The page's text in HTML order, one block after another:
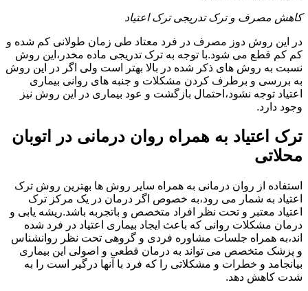
کاهش مصرف و ترک تدریجی ترک اعتیاد
در این روش دوز مصرف در فرد معتاد طی زمان طولانی کم شده و
کم کم قطع می شود.با توجه به ترک تدریجی ماده مخدر،این روش
نسبت به روش های ذکر شده در بالا بهتر است ولی اگر در این روش
به بررسی و برطرف کردن مشکلات و جنبه های روانی بیماری
اعتیاد توجه نشود،احتمال بازگشت و عود بیماری در این روش نیز
وجود دارد.
ترک اعتیاد به همراه روان درمانی در اتوبان
محلاتی
استفاده از روان درمانی به همراه سایر روش ها بهترین روش ترک
اعتیاد به شمار می رود،به خصوص اگر درمان در یک مرکز ترک
اعتیاد معتبر و تحت نظر افراد متخصص و باتجربه باشد.ریشه یابی و
درمان مشکلات روانی که باعث ایجاد بیماری اعتیاد در فرد شده
اند،به همراه جلسات مشاوره فردی و گروهی تحت نظر روانشناس
و پزشک متخصص می تواند به درمان قطعی و اصولی این بیماری
بیانجامد و خطرات و مشکلاتی را که فرد با آنها درگیر است را به
شدت کاهش دهد.